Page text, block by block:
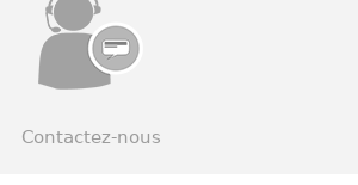
Contactez-nous